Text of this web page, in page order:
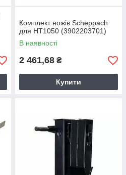
Комплект ножів Scheppach
для HT1050 (3902203701)
В наявності
2 461,68 ₴
Купити